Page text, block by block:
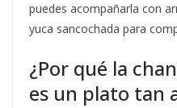
puedes acompañarla con
yuca sancochada para
¿Por qué la
es un plato tan